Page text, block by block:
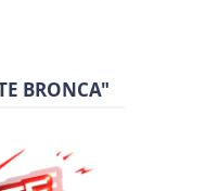
BRONCA"